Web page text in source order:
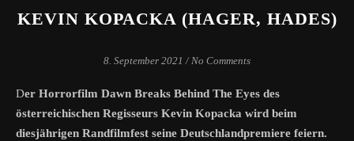
KEVIN KOPACKA (HAGER, HADES)
8. September 2021 / No Comments
Der Horrorfilm Dawn Breaks Behind The Eyes des
österreichischen Regisseurs Kevin Kopacka wird beim
diesjährigen Randfilmfest seine Deutschlandpremiere feiern.